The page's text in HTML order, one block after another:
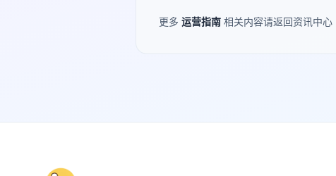
更多 运营指南 相关内容请返回资讯中心